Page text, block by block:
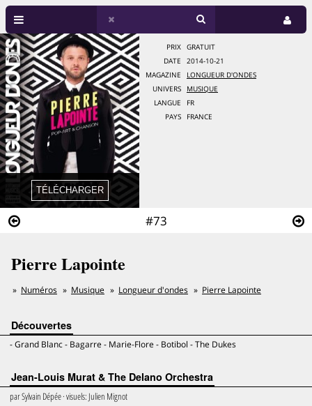
#73
PRIX
GRATUIT
DATE
2014-10-21
MAGAZINE
LONGUEUR D'ONDES
UNIVERS
MUSIQUE
LANGUE
FR
PAYS
FRANCE
Pierre Lapointe
Numéros Musique Longueur d'ondes Pierre Lapointe
Découvertes
- Grand Blanc - Bagarre - Marie-Flore - Botibol - The Dukes
Jean-Louis Murat & The Delano Orchestra
parSylvain Dépée· visuels: Julien Mignot